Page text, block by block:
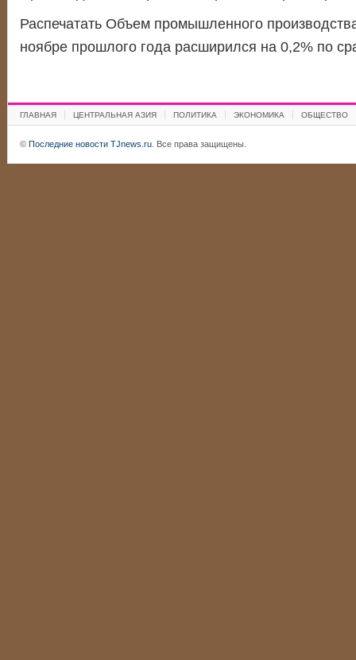
Распечатать Объем промышленного
ноябре прошлого года расширился на 0,2% по
ГЛАВНАЯ ЦЕНТРАЛЬНАЯ АЗИЯ ПОЛИТИКА ЭКОНОМИКА ОБЩЕСТВО
© Последние новости TJnews.ru. Все права защищены.